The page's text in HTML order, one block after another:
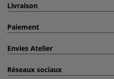
Livraison
Paiement
Envies Atelier
Réseaux sociaux